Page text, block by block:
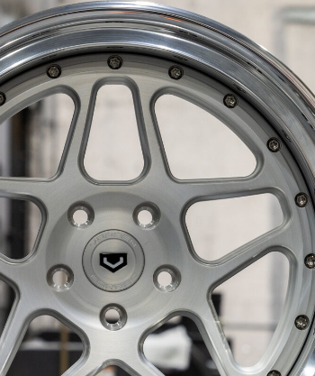
아우디 Q8
테슬라 사이버트럭